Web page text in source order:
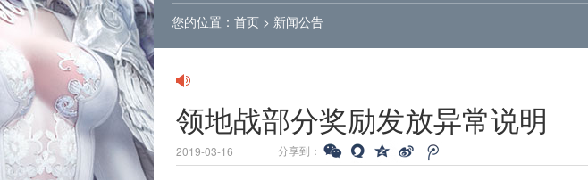
您的位置： 首页 > 新闻公告
领地战部分奖励发放异常说明
2019-03-16 分享到：